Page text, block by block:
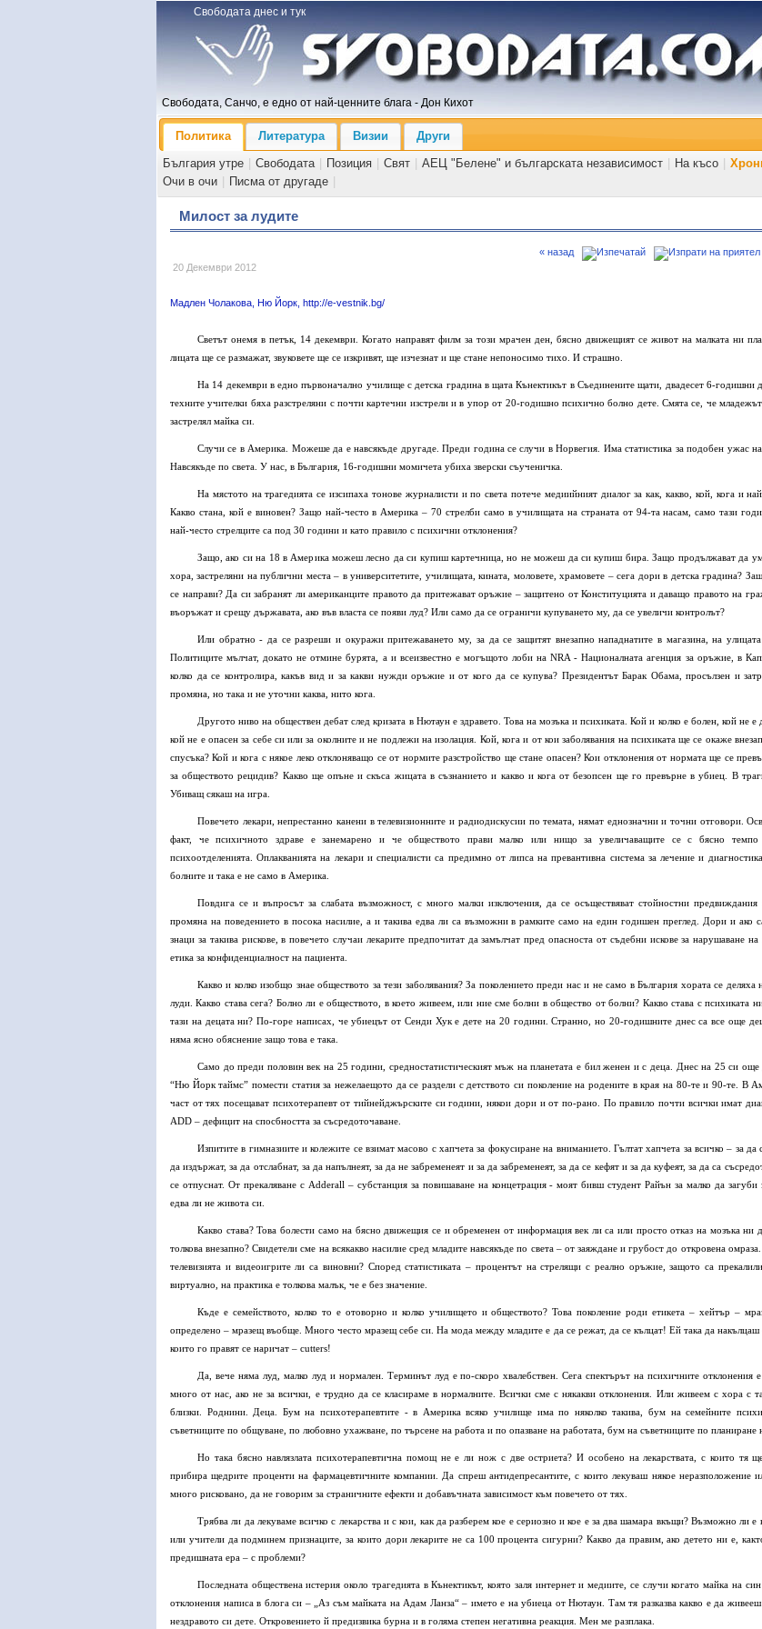
Свободата днес и тук
Свободата, Санчо, е едно от най-ценните блага - Дон Кихот
Политика Литература Визии
Други
България утре
Свободата Позиция Свят АЕЦ "Белене" и българската независимост На късо
Очи в очи
Писма от другаде
Милост за лудите
20 Декември 2012
« назад
Мадлен Чолакова, Ню Йорк, http://e-vestnik.bg/
Светът онемя в петък, 14 декември. Когато направят филм за този мрачен ден, бясно движещият се живот на малката ни
лицата ще се размажат, звуковете ще се изкривят, ще изчезнат и ще стане непоносимо тихо. И страшно.
На 14 декември в едно първоначално училище с детска градина в щата Кънектикът в Съединените щати, двадесет 6-годишни
техните учителки бяха разстреляни с почти картечни изстрели и в упор от 20-годишно психично болно дете. Смята се, че
застрелял майка си.
Случи се в Америка. Можеше да е навсякъде другаде. Преди година се случи в Норвегия. Има статистика за подобен ужас
Навсякъде по света. У нас, в България, 16-годишни момичета убиха зверски съученичка.
На мястото на трагедията се изсипаха тонове журналисти и по света потече медиийният диалог за как, какво, кой, кога и
Какво стана, кой е виновен? Защо най-често в Америка – 70 стрелби само в училищата на страната от 94-та насам, само тази
най-често стрелците са под 30 години и като правило с психични отклонения?
Защо, ако си на 18 в Америка можеш лесно да си купиш картечница, но не можеш да си купиш бира. Защо продължават да
хора, застреляни на публични места – в университетите, училищата, кината, моловете, храмовете – сега дори в детска градина?
се направи? Да си забранят ли американците правото да притежават оръжие – защитено от Конституцията и даващо правото на
въоръжат и срещу държавата, ако във власта се появи луд? Или само да се ограничи купуването му, да се увеличи контролът?
Или обратно - да се разреши и окуражи притежаването му, за да се защитят внезапно нападнатите в магазина, на
Политиците мълчат, докато не отмине бурята, а и всеизвестно е могъщото лоби на NRA - Националната агенция за оръжие, в
колко да се контролира, какъв вид и за какви нужди оръжие и от кого да се купува? Президентът Барак Обама, просълзен и
промяна, но така и не уточни каква, нито кога.
Другото ниво на обществен дебат след кризата в Нютаун е здравето. Това на мозъка и психиката. Кой и колко е болен, кой не е
кой не е опасен за себе си или за околните и не подлежи на изолация. Кой, кога и от кои заболявания на психиката ще се окаже
спусъка? Кой и кога с някое леко отклоняващо се от нормите разстройство ще стане опасен? Кои отклонения от нормата ще се
за обществото рецидив? Какво ще опъне и скъса жицата в съзнанието и какво и кога от безопсен ще го превърне в убиец. В
Убиващ сякаш на игра.
Повечето лекари, непрестанно канени в телевизионните и радиодискусии по темата, нямат еднозначни и точни отговори.
факт, че психичното здраве е занемарено и че обществото прави малко или нищо за увеличаващите се с бясно темпо
психоотделенията. Оплакванията на лекари и специалисти са предимно от липса на превантивна система за лечение и
болните и така е не само в Америка.
Повдига се и въпросът за слабата възможност, с много малки изключения, да се осъществяват стойностни предвиждания
промяна на поведението в посока насилие, а и такива едва ли са възможни в рамките само на един годишен преглед. Дори и ако
знаци за такива рискове, в повечето случаи лекарите предпочитат да замълчат пред опасноста от съдебни искове за нарушаване
етика за конфиденциалност на пациента.
Какво и колко изобщо знае обществото за тези заболявания? За поколението преди нас и не само в България хората се деляха
луди. Какво става сега? Болно ли е обществото, в което живеем, или ние сме болни в общество от болни? Какво става с психиката
тази на децата ни? По-горе написах, че убиецът от Сенди Хук е дете на 20 години. Странно, но 20-годишните днес са все още
няма ясно обяснение защо това е така.
Само до преди половин век на 25 години, средностатистическият мъж на планетата е бил женен и с деца. Днес на 25 си още
“Ню Йорк таймс” помести статия за нежелаещото да се раздели с детството си поколение на родените в края на 80-те и 90-те. В
част от тях посещават психотерапевт от тийнейджърските си години, някои дори и от по-рано. По правило почти всички имат
ADD – дефицит на спосбността за съсредоточаване.
Изпитите в гимназиите и колежите се взимат масово с хапчета за фокусиране на вниманието. Гълтат хапчета за всичко – за да
да издържат, за да отслабнат, за да напълнеят, за да не забременеят и за да забременеят, за да се кефят и за да куфеят, за да са
се отпуснат. От прекаляване с Adderall – субстанция за повишаване на концетрация - моят бивш студент Райън за малко да загуби
едва ли не живота си.
Какво става? Това болести само на бясно движещия се и обременен от информация век ли са или просто отказ на мозъка ни
толкова внезапно? Свидетели сме на всякакво насилие сред младите навсякъде по света – от заяждане и грубост до откровена
телевизията и видеоигрите ли са виновни? Според статистиката – процентът на стрелящи с реално оръжие, защото са
виртуално, на практика е толкова малък, че е без значение.
Къде е семейството, колко то е отоворно и колко училището и обществото? Това поколение роди етикета – хейтър –
определено – мразещ въобще. Много често мразещ себе си. На мода между младите е да се режат, да се кълцат! Ей така да накълцаш
които го правят се наричат – cutters!
Да, вече няма луд, малко луд и нормален. Терминът луд е по-скоро хвалебствен. Сега спектърът на психичните отклонения
много от нас, ако не за всички, е трудно да се класираме в нормалните. Всички сме с някакви отклонения. Или живеем с хора с
близки. Роднини. Деца. Бум на психотерапевтите - в Америка всяко училище има по няколко такива, бум на семейните
съветниците по общуване, по любовно ухажване, по търсене на работа и по опазване на работата, бум на съветниците по планиране
Но така бясно навлязлата психотерапевтична помощ не е ли нож с две остриета? И особено на лекарствата, с които тя
прибира щедрите проценти на фармацевтичните компании. Да спреш антидепресантите, с които лекуваш някое неразположение
много рисковано, да не говорим за страничните ефекти и добавъчната зависимост към повечето от тях.
Трябва ли да лекуваме всичко с лекарства и с кои, как да разберем кое е сериозно и кое е за два шамара вкъщи? Възможно ли е
или учители да подминем признаците, за които дори лекарите не са 100 процента сигурни? Какво да правим, ако детето ни е,
предишната ера – с проблеми?
Последната обществена истерия около трагедията в Кънектикът, която заля интернет и медиите, се случи когато майка на
отклонения написа в блога си – „Аз съм майката на Адам Ланза“ – името е на убиеца от Нютаун. Там тя разказва какво е да
нездравото си дете. Откровението й предизвика бурна и в голяма степен негативна реакция. Мен ме разплака.